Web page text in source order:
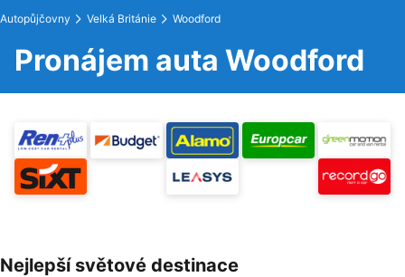
Autopůjčovny Velká Británie Woodford
Pronájem auta Woodford
Nejlepší světové destinace